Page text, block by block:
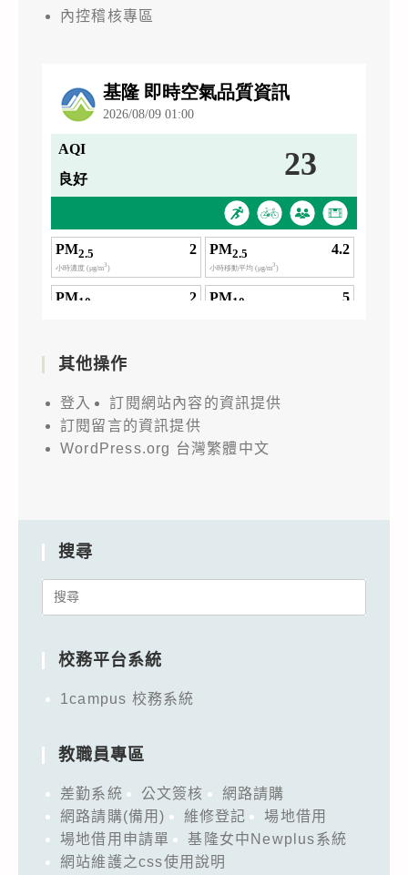
內控稽核專區
其他操作
登入
訂閱網站內容的資訊提供
訂閱留言的資訊提供
WordPress.org 台灣繁體中文
搜尋
Search
校務平台系統
1campus 校務系統
教職員專區
差勤系統 公文簽核
網路請購
網路請購(備用)
維修登記
場地借用
場地借用申請單
基隆女中Newplus系統
網站維護之css使用說明